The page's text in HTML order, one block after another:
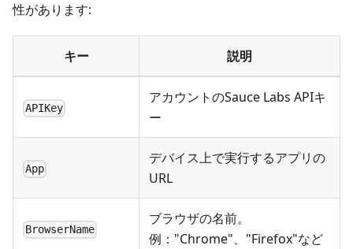
性があります:
キー 説明
APIKey
アカウントのSauce Labs APIキ
ー
App
デバイス上で実行するアプリの
URL
BrowserName
ブラウザの名前。
例："Chrome"、"Firefox"など